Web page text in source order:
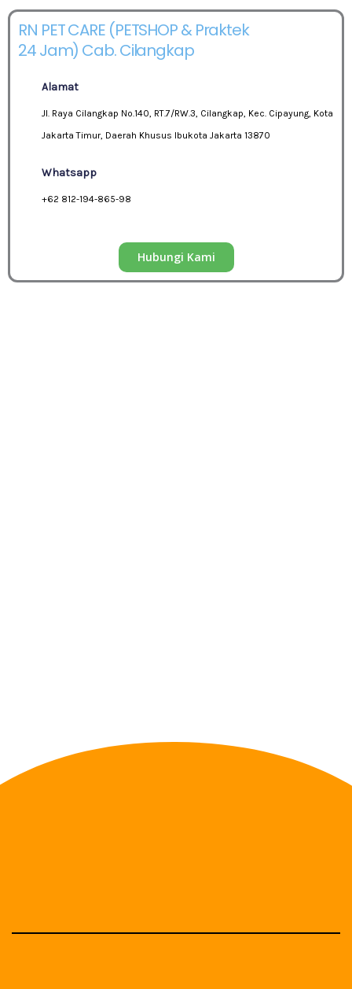
RN PET CARE (PETSHOP & Praktek
24 Jam) Cab. Cilangkap
Alamat
Jl. Raya Cilangkap No.140, RT.7/RW.3, Cilangkap, Kec. Cipayung, Kota
Jakarta Timur, Daerah Khusus Ibukota Jakarta 13870
Whatsapp
+62 812-194-865-98
Hubungi Kami